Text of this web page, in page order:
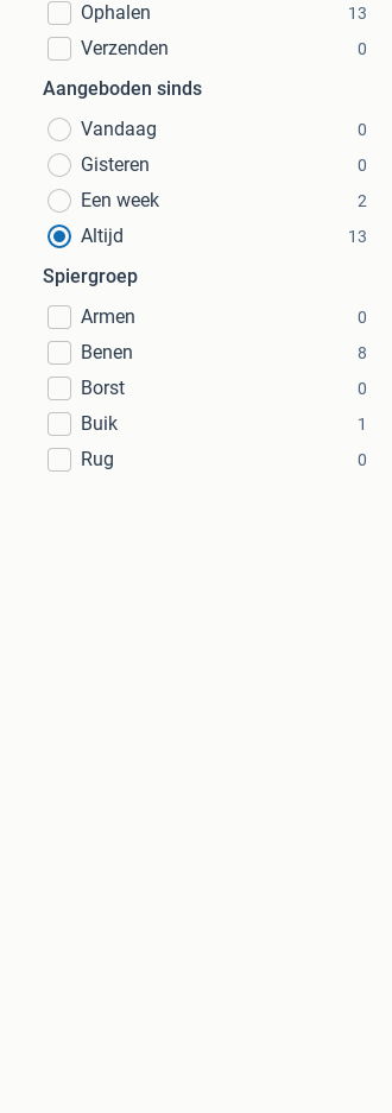
Ophalen
13
Verzenden 0
Aangeboden sinds
Vandaag
0
Gisteren 0
Een week 2
Altijd 13
Spiergroep
Armen
0
Benen 8
Borst 0
Buik 1
Rug 0